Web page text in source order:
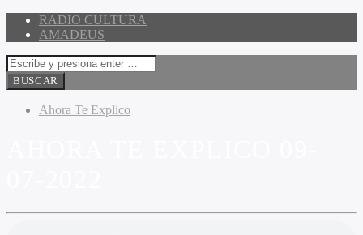
RADIO CULTURA
AMADEUS
Ahora Te Explico